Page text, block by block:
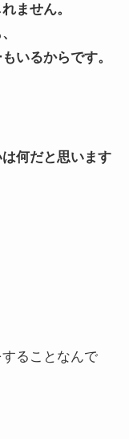
ません。
いるからです。
何だと思います
ることなんで